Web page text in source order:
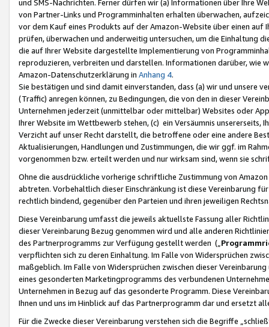
und SMS-Nachrichten. Ferner dürfen wir (a) Informationen über Ihre
von Partner-Links und Programminhalten erhalten überwachen,
vor dem Kauf eines Produkts auf der Amazon-Website über einen
prüfen, überwachen und anderweitig untersuchen, um die Einhaltung
die auf Ihrer Website dargestellte Implementierung von
reproduzieren, verbreiten und darstellen. Informationen darüber, wie
Amazon-Datenschutzerklärung in Anhang 4.
Sie bestätigen und sind damit einverstanden, dass (a) wir und
(Traffic) anregen können, zu Bedingungen, die von den in dieser
Unternehmen jederzeit (unmittelbar oder mittelbar) Websites oder
Ihrer Website im Wettbewerb stehen, (c) ein Versäumnis unsererseits,
Verzicht auf unser Recht darstellt, die betroffene oder eine andere
Aktualisierungen, Handlungen und Zustimmungen, die wir ggf. im
vorgenommen bzw. erteilt werden und nur wirksam sind, wenn sie
Ohne die ausdrückliche vorherige schriftliche Zustimmung von
abtreten. Vorbehaltlich dieser Einschränkung ist diese Vereinbarung
rechtlich bindend, gegenüber den Parteien und ihren jeweiligen
Diese Vereinbarung umfasst die jeweils aktuellste Fassung aller
dieser Vereinbarung Bezug genommen wird und alle anderen
des Partnerprogramms zur Verfügung gestellt werden („
verpflichten sich zu deren Einhaltung. Im Falle von Widersprüchen
maßgeblich. Im Falle von Widersprüchen zwischen dieser
eines gesonderten Marketingprogramms des verbundenen
Unternehmen in Bezug auf das gesonderte Programm. Diese
Ihnen und uns im Hinblick auf das Partnerprogramm dar und ersetzt
Für die Zwecke dieser Vereinbarung verstehen sich die Begriffe